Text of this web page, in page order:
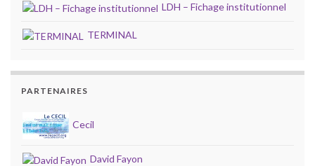
LDH – Fichage institutionnel
TERMINAL
PARTENAIRES
Cecil
David Fayon